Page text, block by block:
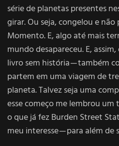
série de planetas presentes
girar. Ou seja, congelou e
Momento. E, algo até mais
mundo desapareceu. E,
livro sem história — também
partem em uma viagem de
planeta. Talvez seja uma
esse começo me lembrou
o que já fez Burden Street
meu interesse — para além de